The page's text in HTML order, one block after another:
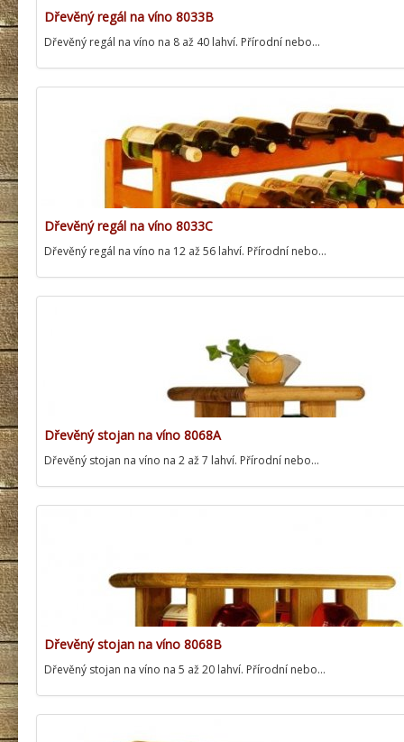
Dřevěný regál na víno 8033B
Dřevěný regál na víno na 8 až 40 lahví. Přírodní nebo…
Dřevěný regál na víno 8033C
Dřevěný regál na víno na 12 až 56 lahví. Přírodní nebo…
Dřevěný stojan na víno 8068A
Dřevěný stojan na víno na 2 až 7 lahví. Přírodní nebo…
Dřevěný stojan na víno 8068B
Dřevěný stojan na víno na 5 až 20 lahví. Přírodní nebo…